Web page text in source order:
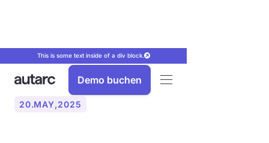
This is some text inside of a div block.
Demo buchen
20.MAY,2025